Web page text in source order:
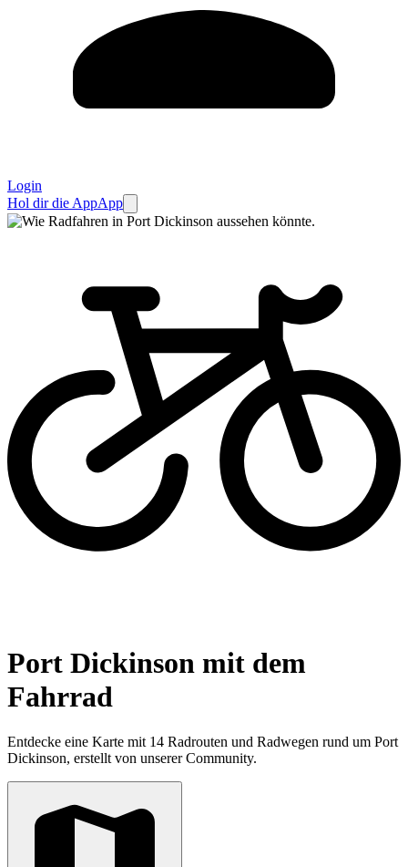
Login
Hol dir die AppApp
Port Dickinson mit dem
Fahrrad
Entdecke eine Karte mit 14 Radrouten und Radwegen rund um Port
Dickinson, erstellt von unserer Community.